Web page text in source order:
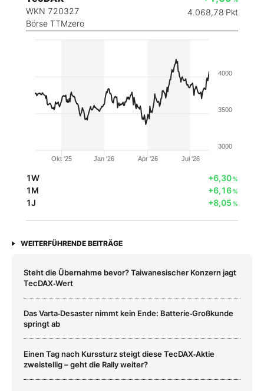
WKN 720327
Börse TTMzero
4.068,78 Pkt
Okt '25 Jan '26 Apr '26 Jul '26
3000
3500
4000
1W +6,30%
1M +6,16%
1J +8,05%
WEITERFÜHRENDE BEITRÄGE
Steht die Übernahme bevor? Taiwanesischer Konzern jagt
TecDAX‑Wert
Das Varta‑Desaster nimmt kein Ende: Batterie‑Großkunde
springt ab
Einen Tag nach Kurssturz steigt diese TecDAX‑Aktie
zweistellig – geht die Rally weiter?